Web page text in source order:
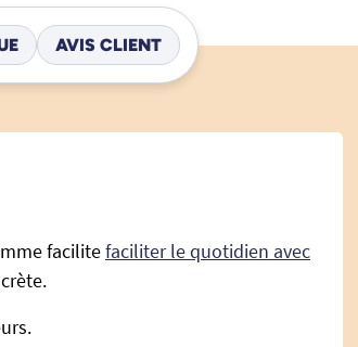
AVIS CLIENT
facilitefaciliter le quotidien avec